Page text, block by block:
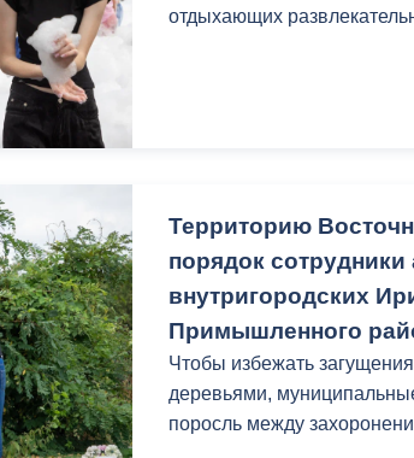
Кадровая политика
Контактная информация
Списки граждан, состоящих на
г. Владикавказ
Общественное обсуждение
документов стратегического
планирования
отдыхающих
Территорию
порядок
внутригородских
Примышленного
Чтобы избежать
деревьями,
поросль между